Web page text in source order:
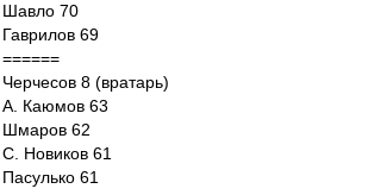
Шавло 70
Гаврилов 69
======
Черчесов 8 (вратарь)
А. Каюмов 63
Шмаров 62
С. Новиков 61
Пасулько 61